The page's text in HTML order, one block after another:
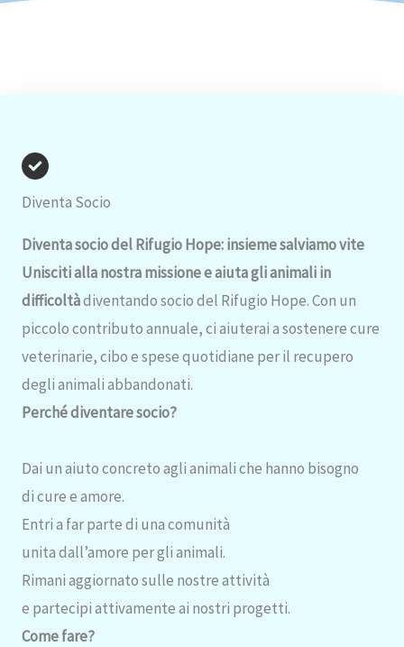
Diventa Socio
Diventa socio del Rifugio Hope: insieme salviamo vite
Unisciti alla nostra missione e aiuta gli animali in
difficoltàdiventando socio del Rifugio Hope. Con un
piccolo contributo annuale, ci aiuterai a sostenere cure
veterinarie, cibo e spese quotidiane per il recupero
degli animali abbandonati.
Perché diventare socio?
Dai un aiuto concreto agli animali che hanno bisogno
di cure e amore.
Entri a far parte di una comunità
unita dall’amore per gli animali.
Rimani aggiornato sulle nostre attività
e partecipi attivamente ai nostri progetti.
Come fare?